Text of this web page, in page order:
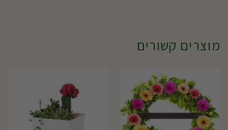
מוצרים קשורים